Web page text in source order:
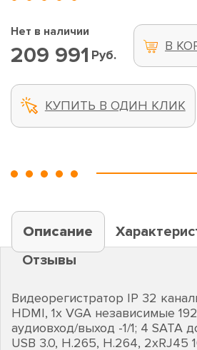
Нет в наличии
209 991 Руб.
В
КУПИТЬ В ОДИН КЛИК
Описание
Отзывы
Видеорегистратор IP 32
HDMI, 1х VGA независимые
аудиовход/выход -1/1; 4 SATA
USB 3.0, H.265, Н.264, 2хRJ45